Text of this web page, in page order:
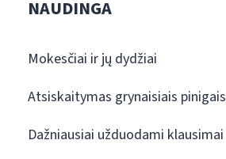
NAUDINGA
Mokesčiai ir jų dydžiai
Atsiskaitymas grynaisiais pinigais
Dažniausiai užduodami klausimai